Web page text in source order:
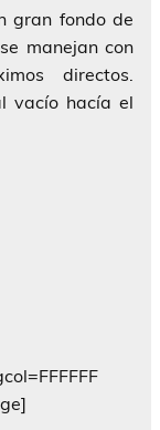
gran fondo de
manejan con
directos.
vacío hacía el